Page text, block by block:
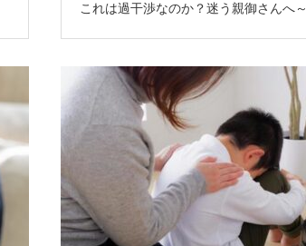
これは過干渉なのか？迷う親御さんへ～